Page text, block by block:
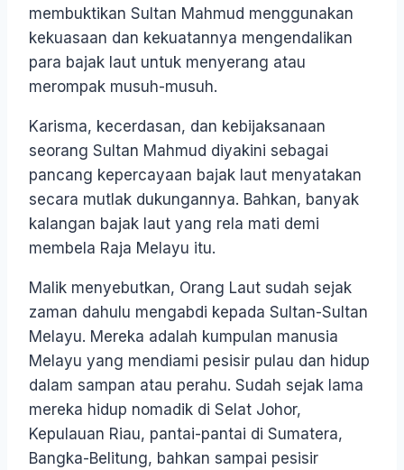
membuktikan Sultan Mahmud menggunakan
kekuasaan dan kekuatannya mengendalikan
para bajak laut untuk menyerang atau
merompak musuh-musuh.
Karisma, kecerdasan, dan kebijaksanaan
seorang Sultan Mahmud diyakini sebagai
pancang kepercayaan bajak laut menyatakan
secara mutlak dukungannya. Bahkan, banyak
kalangan bajak laut yang rela mati demi
membela Raja Melayu itu.
Malik menyebutkan, Orang Laut sudah sejak
zaman dahulu mengabdi kepada Sultan-Sultan
Melayu. Mereka adalah kumpulan manusia
Melayu yang mendiami pesisir pulau dan hidup
dalam sampan atau perahu. Sudah sejak lama
mereka hidup nomadik di Selat Johor,
Kepulauan Riau, pantai-pantai di Sumatera,
Bangka-Belitung, bahkan sampai pesisir